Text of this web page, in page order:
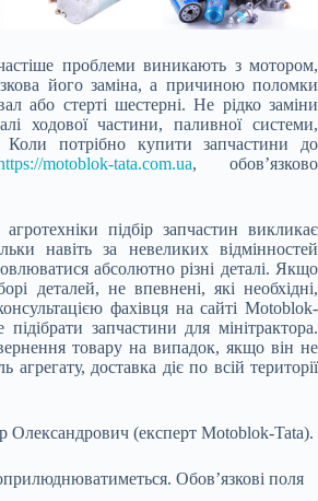
проблеми виникають з мотором,
його заміна, а причиною поломки
або стерті шестерні. Не рідко заміни
ходової частини, паливної системи,
Коли потрібно купити запчастини до
motoblok-tata.com.ua, обов’язково
підбір запчастин викликає
навіть за невеликих відмінностей
абсолютно різні деталі. Якщо
деталей, не впевнені, які необхідні,
фахівця на сайті Motoblok-
запчастини для мінітрактора.
товару на випадок, якщо він не
агрегату, доставка діє по всій території
Олександрович (експерт Motoblok-Tata).
Обов’язкові поля